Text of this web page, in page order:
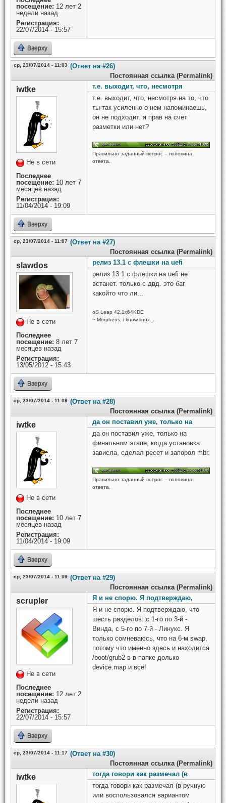
посещение: 12 лет 2
недели назад
Регистрация:
22/07/2014 - 15:57
Вверху
ср, 23/07/2014 - 11:03 (Ответ на #26)
Постоянная ссылка (Permalink)
iwtke
Не в сети
Последнее
посещение: 10 лет 7
месяцев назад
Регистрация:
11/04/2014 - 19:09
т.е. выходит, что, несмотря
т.е. выходит, что, несмотря на то, что
ты так усиленно о нем напоминаешь,
он не подходит. я прав на счет
разметки или нет?
Правильно заданный вопрос – половина
ответа.
Вверху
ср, 23/07/2014 - 11:07 (Ответ на #27)
Постоянная ссылка (Permalink)
slawdos
Не в сети
Последнее
посещение: 8 лет 7
месяцев назад
Регистрация:
13/05/2012 - 15:43
релиз 13.1 с флешки на uefi
релиз 13.1 с флешки на uefi не
встанет. только с двд. это баг
какойто что ли...
oS Leap 42.1x64KDE
~ Morpheus, i know linux...
Вверху
ср, 23/07/2014 - 11:09 (Ответ на #28)
Постоянная ссылка (Permalink)
iwtke
Не в сети
Последнее
посещение: 10 лет 7
месяцев назад
Регистрация:
11/04/2014 - 19:09
да он поставил уже, только на
да он поставил уже, только на
финальном этапе, когда установка
зависла, сделал ресет и запорол mbr.
Правильно заданный вопрос – половина
ответа.
Вверху
ср, 23/07/2014 - 11:09 (Ответ на #29)
Постоянная ссылка (Permalink)
scrupler
Не в сети
Последнее
посещение: 12 лет 2
недели назад
Регистрация:
22/07/2014 - 15:57
Я и не спорю. Я подтверждаю,
Я и не спорю. Я подтверждаю, что
шесть разделов: с 1-го по 3-й -
Винда, с 5-го по 7-й - Линукс. Я
только сомневаюсь, что на 6-м swap,
потому что именно здесь и находится
/boot/grub2 в в папке долько
device.map и всё!
Вверху
ср, 23/07/2014 - 11:17 (Ответ на #30)
Постоянная ссылка (Permalink)
iwtke
тогда говори как размечал (в
тогда говори как размечал (в ручную
или воспользовался вариантом